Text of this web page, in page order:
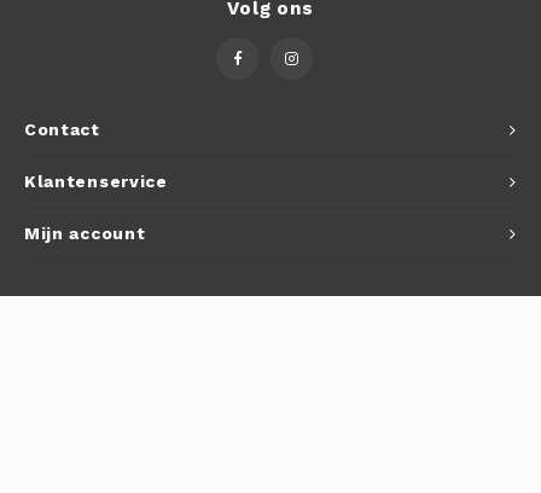
Contact
Volg ons
Klantenservice
Mijn account